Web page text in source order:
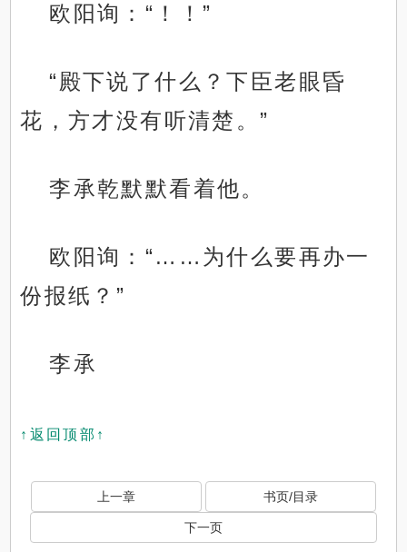
欧阳询：“！！”
“殿下说了什么？下臣老眼昏
花，方才没有听清楚。”
李承乾默默看着他。
欧阳询：“……为什么要再办一
份报纸？”
李承
↑返回顶部↑
上一章 书页/目录
下一页